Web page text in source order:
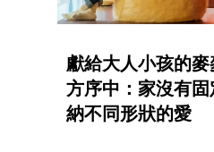
獻給大人小孩的
方序中：家沒有
納不同形狀的愛